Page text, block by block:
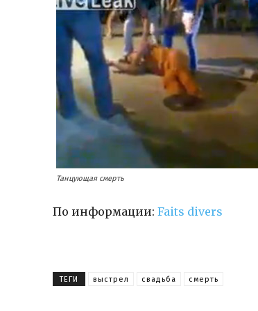
Танцующая смерть
По информации: Faits divers
ТЕГИ выстрел свадьба смерть